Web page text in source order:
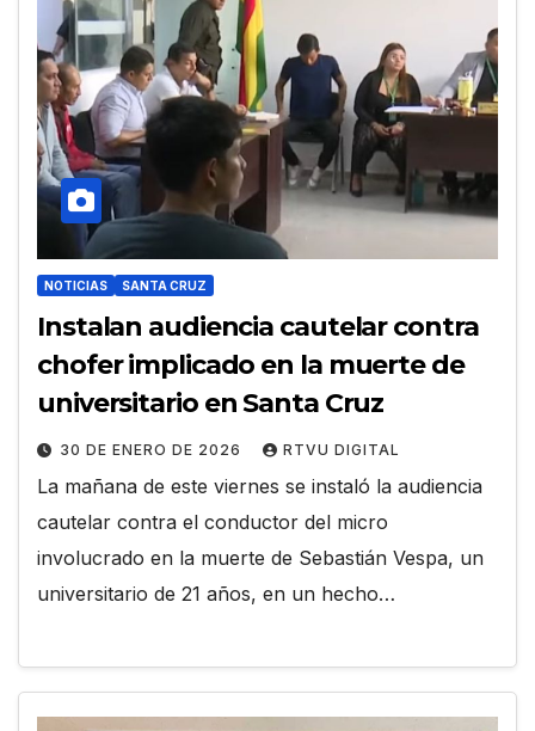
NOTICIAS SANTA CRUZ
Instalan audiencia cautelar contra
chofer implicado en la muerte de
universitario en Santa Cruz
30 DE ENERO DE 2026 RTVU DIGITAL
La mañana de este viernes se instaló la audiencia
cautelar contra el conductor del micro
involucrado en la muerte de Sebastián Vespa, un
universitario de 21 años, en un hecho…